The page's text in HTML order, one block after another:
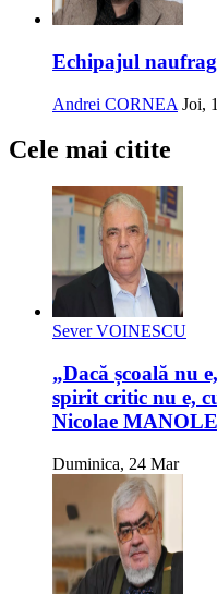
Echipajul
Andrei CORNEA Joi,
Cele mai citite
Sever VOINESCU
„Dacă școală nu
spirit critic nu e,
Nicolae
Duminica, 24 Mar